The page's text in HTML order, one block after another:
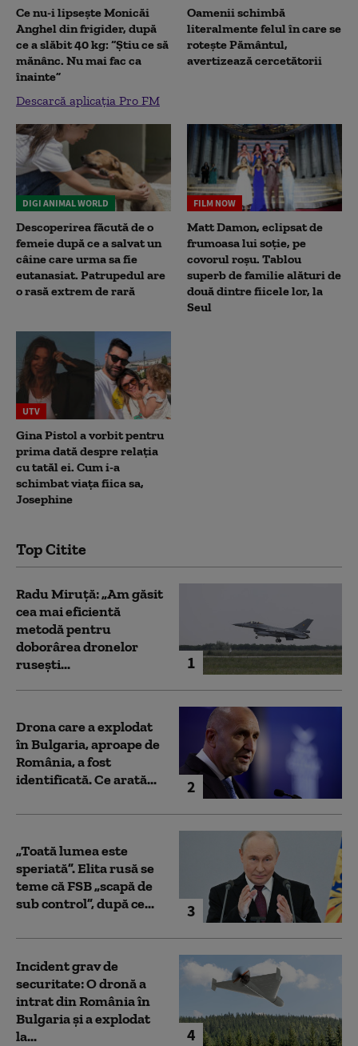
Ce nu-i lipsește Monicăi
Anghel din frigider, după
ce a slăbit 40 kg: “Știu ce să
mănânc. Nu mai fac ca
înainte”
Descarcă aplicația Pro FM
Oamenii schimbă
literalmente felul în care se
rotește Pământul,
avertizează cercetătorii
DIGI ANIMAL WORLD
Descoperirea făcută de o
femeie după ce a salvat un
câine care urma sa fie
eutanasiat. Patrupedul are
o rasă extrem de rară
FILM NOW
Matt Damon, eclipsat de
frumoasa lui soție, pe
covorul roșu. Tablou
superb de familie alături de
două dintre fiicele lor, la
Seul
UTV
Gina Pistol a vorbit pentru
prima dată despre relația
cu tatăl ei. Cum i-a
schimbat viața fiica sa,
Josephine
Top Citite
1
Radu Miruță: „Am găsit
cea mai eficientă
metodă pentru
doborârea dronelor
rusești...
2
Drona care a explodat
în Bulgaria, aproape de
România, a fost
identificată. Ce arată...
3
„Toată lumea este
speriată”. Elita rusă se
teme că FSB „scapă de
sub control”, după ce...
4
Incident grav de
securitate: O dronă a
intrat din România în
Bulgaria şi a explodat
la...